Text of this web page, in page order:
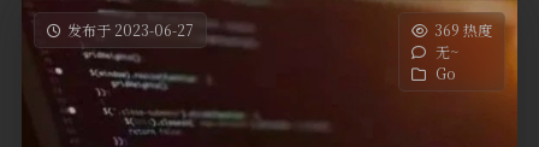
发布于 2023-06-27
369 热度
无~
Go